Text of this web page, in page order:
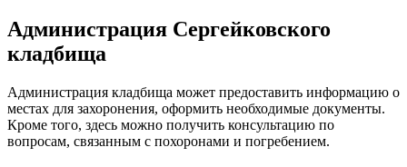
Администрация Сергейковского
кладбища
Администрация кладбища может предоставить информацию о
местах для захоронения, оформить необходимые документы.
Кроме того, здесь можно получить консультацию по
вопросам, связанным с похоронами и погребением.